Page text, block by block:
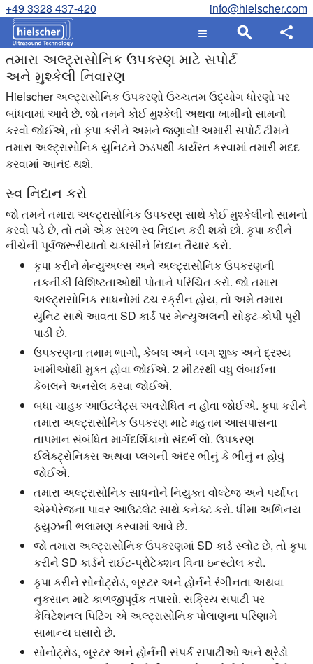
+49 3328 437-420 info@hielscher.com
તમારા અલ્ટ્રાસોનિક ઉપકરણ માટે સપોર્ટ
અને મુશ્કેલી નિવારણ
Hielscher અલ્ટ્રાસોનિક ઉપકરણો ઉચ્ચતમ ઉદ્યોગ ધોરણો પર
બાંધવામાં આવે છે. જો તમને કોઈ મુશ્કેલી અથવા ખામીનો સામનો
કરવો જોઈએ, તો કૃપા કરીને અમને જણાવો! અમારી સપોર્ટ ટીમને
તમારા અલ્ટ્રાસોનિક યુનિટને ઝડપથી કાર્યરત કરવામાં તમારી મદદ
કરવામાં આનંદ થશે.
સ્વ નિદાન કરો
જો તમને તમારા અલ્ટ્રાસોનિક ઉપકરણ સાથે કોઈ મુશ્કેલીનો સામનો
કરવો પડે છે, તો તમે એક સરળ સ્વ નિદાન કરી શકો છો. કૃપા કરીને
નીચેની પૂર્વજરૂરીયાતો ચકાસીને નિદાન તૈયાર કરો.
કૃપા કરીને મેન્યુઅલ્સ અને અલ્ટ્રાસોનિક ઉપકરણની
તકનીકી વિશિષ્ટતાઓથી પોતાને પરિચિત કરો. જો તમારા
અલ્ટ્રાસોનિક સાધનોમાં ટચ સ્ક્રીન હોય, તો અમે તમારા
યુનિટ સાથે આવતા SD કાર્ડ પર મેન્યુઅલની સોફ્ટ-કોપી પૂરી
પાડી છે.
ઉપકરણના તમામ ભાગો, કેબલ અને પ્લગ શુષ્ક અને દ્રશ્ય
ખામીઓથી મુક્ત હોવા જોઈએ. 2 મીટરથી વધુ લંબાઈના
કેબલને અનરોલ કરવા જોઈએ.
બધા ચાહક આઉટલેટ્સ અવરોધિત ન હોવા જોઈએ. કૃપા કરીને
તમારા અલ્ટ્રાસોનિક ઉપકરણ માટે મહત્તમ આસપાસના
તાપમાન સંબંધિત માર્ગદર્શિકાનો સંદર્ભ લો. ઉપકરણ
ઈલેક્ટ્રોનિક્સ અથવા પ્લગની અંદર ભીનું કે ભીનું ન હોવું
જોઈએ.
તમારા અલ્ટ્રાસોનિક સાધનોને નિયુક્ત વોલ્ટેજ અને પર્યાપ્ત
એમ્પેરેજના પાવર આઉટલેટ સાથે કનેક્ટ કરો. ધીમા અભિનય
ફ્યુઝની ભલામણ કરવામાં આવે છે.
જો તમારા અલ્ટ્રાસોનિક ઉપકરણમાં SD કાર્ડ સ્લોટ છે, તો કૃપા
કરીને SD કાર્ડને રાઈટ-પ્રોટેક્શન વિના ઇન્સ્ટોલ કરો.
કૃપા કરીને સોનોટ્રોડ, બૂસ્ટર અને હોર્નને રંગીનતા અથવા
નુકસાન માટે કાળજીપૂર્વક તપાસો. સક્રિય સપાટી પર
કેવિટેશનલ પિટિંગ એ અલ્ટ્રાસોનિક પોલાણના પરિણામે
સામાન્ય ઘસારો છે.
સોનોટ્રોડ, બૂસ્ટર અને હોર્નની સંપર્ક સપાટીઓ અને થ્રેડો